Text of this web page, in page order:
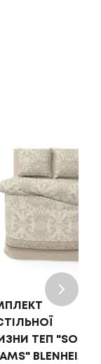
ТЕП "SOFT
BLENHEIM